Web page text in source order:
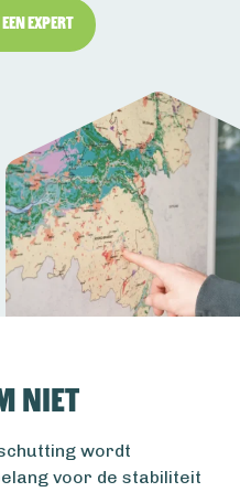
expert
niet
wordt
voor de stabiliteit